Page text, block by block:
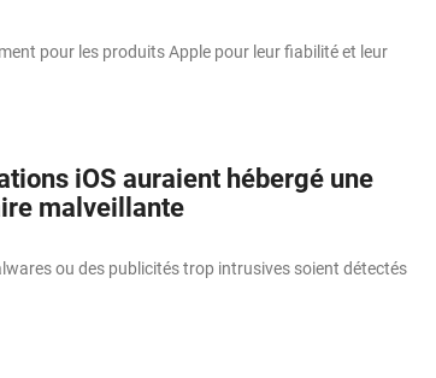
pour les produits Apple pour leur fiabilité et leur
iOS auraient hébergé une
malveillante
ou des publicités trop intrusives soient détectés